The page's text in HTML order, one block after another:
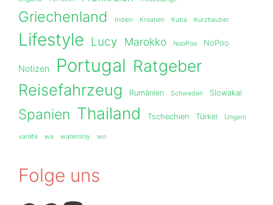
Griechenland Indien Kroatien Kuba Kurzhauber
Lifestyle Lucy Marokko NooPoo NoPoo
Notizen Portugal Ratgeber
Reisefahrzeug Rumänien Schweden Slowakai
Spanien Thailand Tschechien Türkei Ungarn
vanlife wa wateronly wo
Folge uns